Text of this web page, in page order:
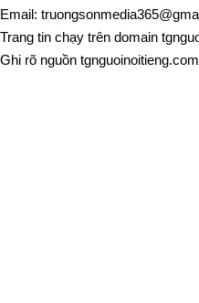
Email:
Trang tin chạy trên domain
Ghi rõ nguồn tgnguoinoitieng.com